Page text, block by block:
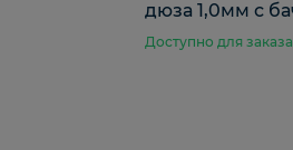
дюза 1,0мм с
Доступно для заказа